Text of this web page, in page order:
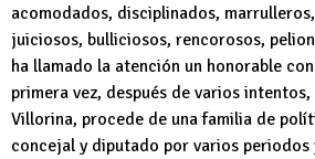
acomodados, disciplinados,
juiciosos, bulliciosos, rencorosos,
ha llamado la atención un honorable
primera vez, después de varios
Villorina, procede de una familia de
concejal y diputado por varios periodos